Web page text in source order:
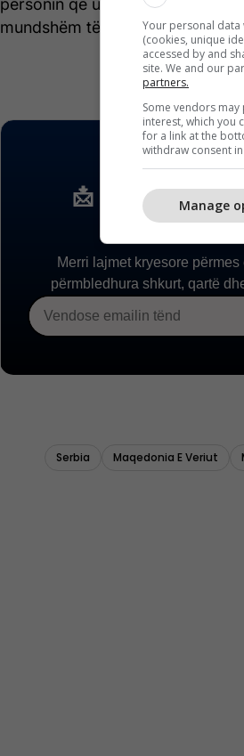
personin që urdhëroi sulmin,
mundshëm të të dyshuarit.
Your personal
(cookies, unique
accessed by and
site. We and our
partners.
Some vendors
interest, which you
for a link at the
withdraw consent
Manage